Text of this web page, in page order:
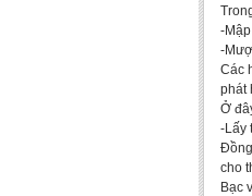
-
-
Các
phát
Ở
-Lấy
cho
Bạc